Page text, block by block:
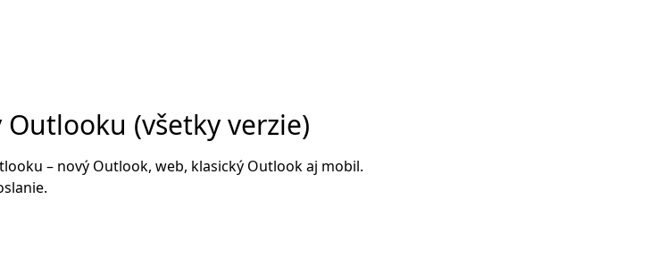
(všetky verzie)
– nový Outlook, web, klasický Outlook aj mobil.